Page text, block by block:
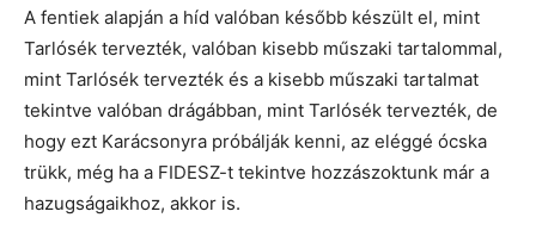
A fentiek alapján a híd valóban később készült el, mint
Tarlósék tervezték, valóban kisebb műszaki tartalommal,
mint Tarlósék tervezték és a kisebb műszaki tartalmat
tekintve valóban drágábban, mint Tarlósék tervezték, de
hogy ezt Karácsonyra próbálják kenni, az eléggé ócska
trükk, még ha a FIDESZ-t tekintve hozzászoktunk már a
hazugságaikhoz, akkor is.